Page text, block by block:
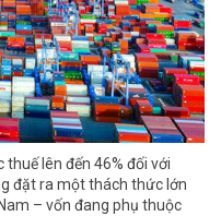
thuế lên đến 46% đối với
đặt ra một thách thức lớn
– vốn đang phụ thuộc